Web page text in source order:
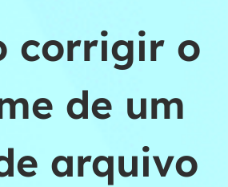
corrigir o
de um
arquivo